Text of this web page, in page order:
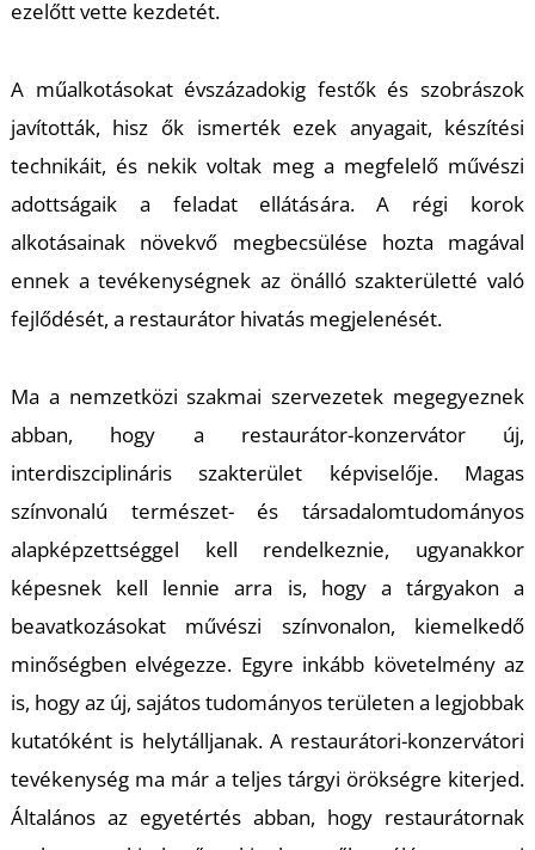
ezelőtt vette kezdetét.
A műalkotásokat évszázadokig festők és szobrászok
javították, hisz ők ismerték ezek anyagait, készítési
technikáit, és nekik voltak meg a megfelelő művészi
adottságaik a feladat ellátására. A régi korok
alkotásainak növekvő megbecsülése hozta magával
ennek a tevékenységnek az önálló szakterületté való
fejlődését, a restaurátor hivatás megjelenését.
Ma a nemzetközi szakmai szervezetek megegyeznek
abban, hogy a restaurátor-konzervátor új,
interdiszciplináris szakterület képviselője. Magas
színvonalú természet- és társadalomtudományos
alapképzettséggel kell rendelkeznie, ugyanakkor
képesnek kell lennie arra is, hogy a tárgyakon a
beavatkozásokat művészi színvonalon, kiemelkedő
minőségben elvégezze. Egyre inkább követelmény az
is, hogy az új, sajátos tudományos területen a legjobbak
kutatóként is helytálljanak. A restaurátori-konzervátori
tevékenység ma már a teljes tárgyi örökségre kiterjed.
Általános az egyetértés abban, hogy restaurátornak